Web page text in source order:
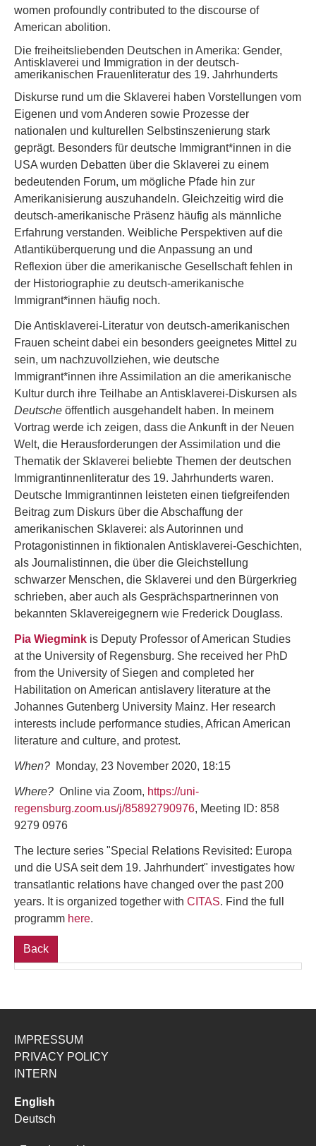
women profoundly contributed to the discourse of
American abolition.
Die freiheitsliebenden Deutschen in Amerika: Gender,
Antisklaverei und Immigration in der deutsch-
amerikanischen Frauenliteratur des 19. Jahrhunderts
Diskurse rund um die Sklaverei haben Vorstellungen vom
Eigenen und vom Anderen sowie Prozesse der
nationalen und kulturellen Selbstinszenierung stark
geprägt. Besonders für deutsche Immigrant*innen in die
USA wurden Debatten über die Sklaverei zu einem
bedeutenden Forum, um mögliche Pfade hin zur
Amerikanisierung auszuhandeln. Gleichzeitig wird die
deutsch-amerikanische Präsenz häufig als männliche
Erfahrung verstanden. Weibliche Perspektiven auf die
Atlantiküberquerung und die Anpassung an und
Reflexion über die amerikanische Gesellschaft fehlen in
der Historiographie zu deutsch-amerikanische
Immigrant*innen häufig noch.
Die Antisklaverei-Literatur von deutsch-amerikanischen
Frauen scheint dabei ein besonders geeignetes Mittel zu
sein, um nachzuvollziehen, wie deutsche
Immigrant*innen ihre Assimilation an die amerikanische
Kultur durch ihre Teilhabe an Antisklaverei-Diskursen als
Deutsche öffentlich ausgehandelt haben. In meinem
Vortrag werde ich zeigen, dass die Ankunft in der Neuen
Welt, die Herausforderungen der Assimilation und die
Thematik der Sklaverei beliebte Themen der deutschen
Immigrantinnenliteratur des 19. Jahrhunderts waren.
Deutsche Immigrantinnen leisteten einen tiefgreifenden
Beitrag zum Diskurs über die Abschaffung der
amerikanischen Sklaverei: als Autorinnen und
Protagonistinnen in fiktionalen Antisklaverei-Geschichten,
als Journalistinnen, die über die Gleichstellung
schwarzer Menschen, die Sklaverei und den Bürgerkrieg
schrieben, aber auch als Gesprächspartnerinnen von
bekannten Sklavereigegnern wie Frederick Douglass.
Pia Wiegmink is Deputy Professor of American Studies
at the University of Regensburg. She received her PhD
from the University of Siegen and completed her
Habilitation on American antislavery literature at the
Johannes Gutenberg University Mainz. Her research
interests include performance studies, African American
literature and culture, and protest.
When? Monday, 23 November 2020, 18:15
Where? Online via Zoom, https://uni-
regensburg.zoom.us/j/85892790976, Meeting ID: 858
9279 0976
The lecture series "Special Relations Revisited: Europa
und die USA seit dem 19. Jahrhundert" investigates how
transatlantic relations have changed over the past 200
years. It is organized together with CITAS. Find the full
programm here.
Back
IMPRESSUM
PRIVACY POLICY
INTERN
English
Deutsch